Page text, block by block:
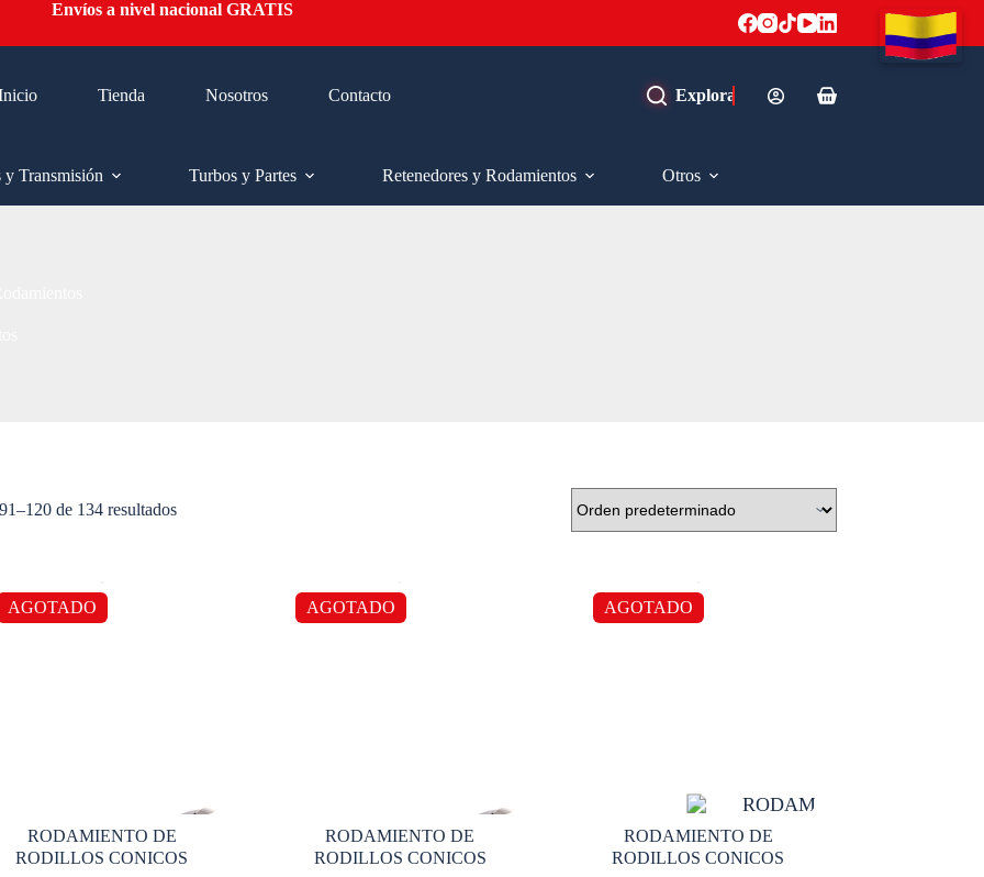
Envíos a nivel nacional GRATIS
Tienda Nosotros Contacto
Carro
y Transmisión
Turbos y Partes Retenedores y Rodamientos Otros
de 134 resultados
AGOTADO
RODAMIENTO DE
RODILLOS CONICOS
AGOTADO
RODAMIENTO DE
RODILLOS CONICOS
AGOTADO
RODAMIENTO DE
RODILLOS CONICOS